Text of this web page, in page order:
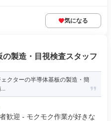
気になる
製造・目視検査スタッフ
クターの半導体基板の製造・簡
歓迎 - モクモク作業が好きな